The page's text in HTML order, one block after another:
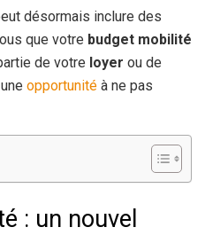
désormais inclure des
que votre budget mobilité
de votre loyer ou de
opportunité à ne pas
: un nouvel